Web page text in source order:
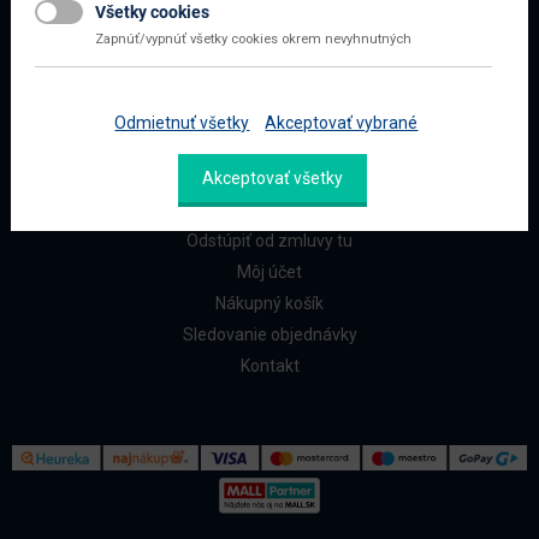
Najčastejšie otázky
Doprava a platba
ZÁKAZNÍCI
Reklamačný formulár
Odstúpiť od zmluvy tu
Môj účet
Nákupný košík
Sledovanie objednávky
Kontakt
Všetky cookies
Zapnúť/vypnúť všetky cookies okrem nevyhnutných
Odmietnuť všetky Akceptovať vybrané
Akceptovať všetky